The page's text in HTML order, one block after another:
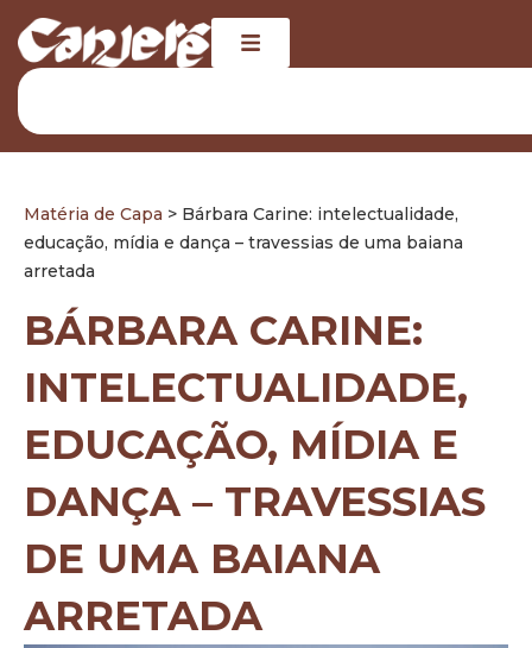
Matéria de Capa > Bárbara Carine: intelectualidade,
educação, mídia e dança – travessias de uma baiana
arretada
BÁRBARA CARINE:
INTELECTUALIDADE,
EDUCAÇÃO, MÍDIA E
DANÇA – TRAVESSIAS
DE UMA BAIANA
ARRETADA